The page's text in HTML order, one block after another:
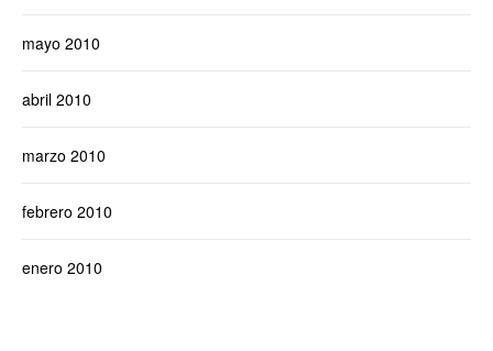
mayo 2010
abril 2010
marzo 2010
febrero 2010
enero 2010